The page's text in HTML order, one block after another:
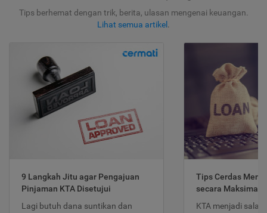
Tips berhemat dengan trik, berita, ulasan mengenai keuangan.
Lihat semua artikel .
9 Langkah Jitu agar Pengajuan
Pinjaman KTA Disetujui
Lagi butuh dana suntikan dan
Tips Cerdas
secara Maksimal
KTA menjadi